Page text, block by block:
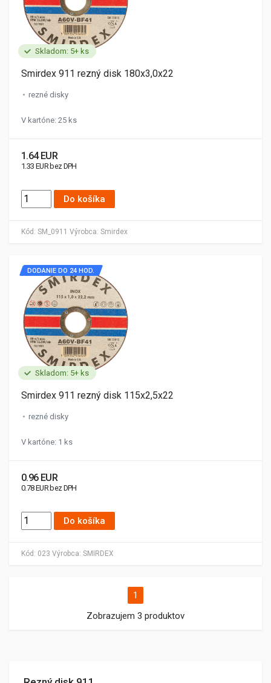
Skladom: 5+ ks
Kód: SM_0911 Výrobca: Smirdex
Smirdex 911 rezný disk 180x3,0x22
rezné disky
V kartóne: 25 ks
1.64 EUR
1.33 EUR bez DPH
Do košíka
Skladom: 5+ ks
Kód: 023 Výrobca: SMIRDEX
DODANIE DO 24 HOD.
Smirdex 911 rezný disk 115x2,5x22
rezné disky
V kartóne: 1 ks
0.96 EUR
0.78 EUR bez DPH
Do košíka
1
Zobrazujem 3 produktov